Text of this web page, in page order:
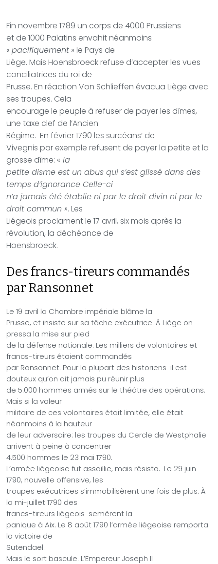
Fin novembre 1789 un corps de 4000 Prussiens
et de 1000 Palatins envahit néanmoins
«pacifiquement » le Pays de
Liège. Mais Hoensbroeck refuse d’accepter les vues
conciliatrices du roi de
Prusse. En réaction Von Schlieffen évacua Liège avec
ses troupes. Cela
encourage le peuple à refuser de payer les dîmes,
une taxe clef de l’Ancien
Régime. En février 1790 les surcéans’ de
Vivegnis par exemple refusent de payer la petite et la
grosse dîme: « la
petite disme est un abus qui s’est glissé dans des
temps d’ignorance Celle-ci
n’a jamais été établie ni par le droit divin ni par le
droit commun ». Les
Liégeois proclament le 17 avril, six mois après la
révolution, la déchéance de
Hoensbroeck.
Des francs-tireurs commandés
par Ransonnet
Le 19 avril la Chambre impériale blâme la
Prusse, et insiste sur sa tâche exécutrice. À Liège on
pressa la mise sur pied
de la défense nationale. Les milliers de volontaires et
francs-tireurs étaient commandés
par Ransonnet. Pour la plupart des historiens il est
douteux qu’on ait jamais pu réunir plus
de 5.000 hommes armés sur le théâtre des opérations.
Mais si la valeur
militaire de ces volontaires était limitée, elle était
néanmoins à la hauteur
de leur adversaire: les troupes du Cercle de Westphalie
arrivent à peine à concentrer
4.500 hommes le 23 mai 1790.
L’armée liégeoise fut assaillie, mais résista. Le 29 juin
1790, nouvelle offensive, les
troupes exécutrices s’immobilisèrent une fois de plus. À
la mi-juillet 1790 des
francs-tireurs liégeois semèrent la
panique à Aix. Le 8 août 1790 l’armée liégeoise remporta
la victoire de
Sutendael.
Mais le sort bascule. L’Empereur Joseph II